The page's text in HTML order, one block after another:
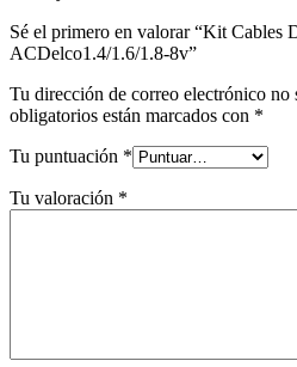
Sé el primero en valorar “Kit Cables
ACDelco1.4/1.6/1.8-8v”
Tu dirección de correo electrónico no
obligatorios están marcados con *
Tu puntuación *
Tu valoración *